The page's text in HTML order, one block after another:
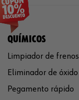
QUÍMICOS
Limpiador de frenos
Eliminador de óxido
Pegamento rápido